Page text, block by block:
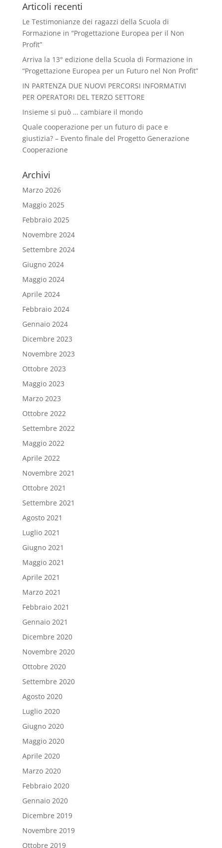
Articoli recenti
Le Testimonianze dei ragazzi della Scuola di
Formazione in “Progettazione Europea per il Non
Profit”
Arriva la 13° edizione della Scuola di Formazione in
“Progettazione Europea per un Futuro nel Non Profit”
IN PARTENZA DUE NUOVI PERCORSI INFORMATIVI
PER OPERATORI DEL TERZO SETTORE
Insieme si può … cambiare il mondo
Quale cooperazione per un futuro di pace e
giustizia? – Evento finale del Progetto Generazione
Cooperazione
Archivi
Marzo 2026
Maggio 2025
Febbraio 2025
Novembre 2024
Settembre 2024
Giugno 2024
Maggio 2024
Aprile 2024
Febbraio 2024
Gennaio 2024
Dicembre 2023
Novembre 2023
Ottobre 2023
Maggio 2023
Marzo 2023
Ottobre 2022
Settembre 2022
Maggio 2022
Aprile 2022
Novembre 2021
Ottobre 2021
Settembre 2021
Agosto 2021
Luglio 2021
Giugno 2021
Maggio 2021
Aprile 2021
Marzo 2021
Febbraio 2021
Gennaio 2021
Dicembre 2020
Novembre 2020
Ottobre 2020
Settembre 2020
Agosto 2020
Luglio 2020
Giugno 2020
Maggio 2020
Aprile 2020
Marzo 2020
Febbraio 2020
Gennaio 2020
Dicembre 2019
Novembre 2019
Ottobre 2019